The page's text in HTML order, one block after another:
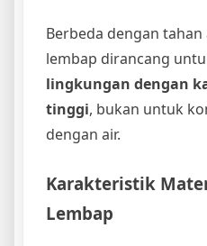
Berbeda dengan
lembap dirancang
lingkungan dengan
tinggi, bukan untuk
dengan air.
Karakteristik
Lembap